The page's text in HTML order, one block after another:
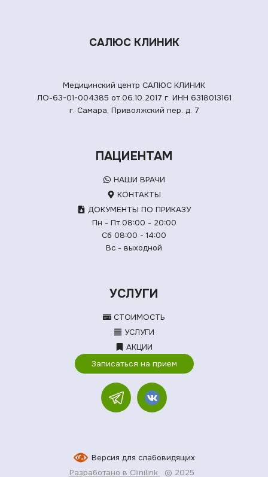
САЛЮС КЛИНИК
Медицинский центр САЛЮС КЛИНИК
ЛО-63-01-004385 от 06.10.2017 г. ИНН 6318013161
г. Самара, Приволжский пер. д. 7
ПАЦИЕНТАМ
НАШИ ВРАЧИ
КОНТАКТЫ
ДОКУМЕНТЫ ПО ПРИКАЗУ
Пн - Пт 08:00 - 20:00
Сб 08:00 - 14:00
Вс - выходной
УСЛУГИ
СТОИМОСТЬ
УСЛУГИ
АКЦИИ
Записаться на прием
Версия для слабовидящих
Разработано в Clinilink
© 2025